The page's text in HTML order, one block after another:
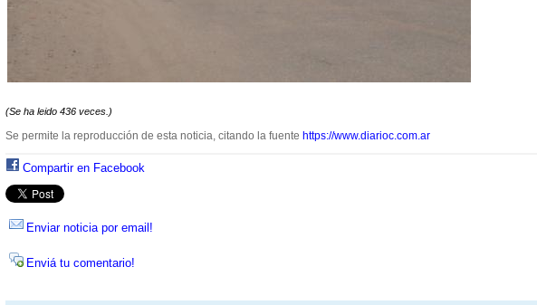
(Se ha leido 436 veces.)
Se permite la reproducción de esta noticia, citando la fuente https://www.diarioc.com.ar
Compartir en Facebook
Enviar noticia por email!
Enviá tu comentario!